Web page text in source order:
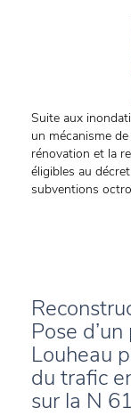
Suite aux
un mécanisme
rénovation et la
éligibles au
subventions
Pose
Louheau
du trafic
sur la N 61